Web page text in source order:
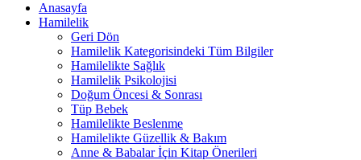
Anasayfa
Hamilelik
Geri Dön
Hamilelik Kategorisindeki Tüm Bilgiler
Hamilelikte Sağlık
Hamilelik Psikolojisi
Doğum Öncesi & Sonrası
Tüp Bebek
Hamilelikte Beslenme
Hamilelikte Güzellik & Bakım
Anne & Babalar İçin Kitap Önerileri